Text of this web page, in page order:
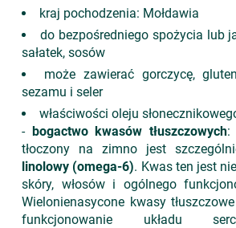
kraj pochodzenia: Mołdawia
do bezpośredniego spożycia lub
sałatek, sosów
może zawierać gorczycę,
sezamu i seler
właściwości oleju
- bogactwo kwasów tłuszczowych:
tłoczony na zimno jest
linolowy (omega-6). Kwas ten jest
skóry, włosów i ogólnego
Wielonienasycone kwasy
funkcjonowanie układu